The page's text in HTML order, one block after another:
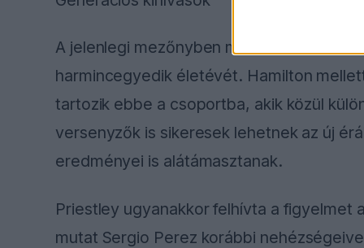
A jelenlegi mezőnyben mindössze három
harmincegyedik életévét. Hamilton
tartozik ebbe a csoportba, akik közül
versenyzők is sikeresek lehetnek az új
eredményei is alátámasztanak.
Priestley ugyanakkor felhívta a figyelmet
mutat Sergio Perez korábbi